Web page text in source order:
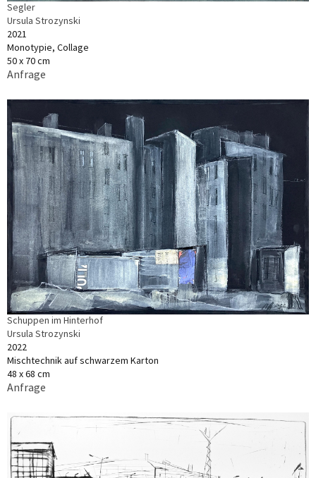
Segler
Ursula Strozynski
2021
Monotypie, Collage
50 x 70 cm
Anfrage
Schuppen im Hinterhof
Ursula Strozynski
2022
Mischtechnik auf schwarzem Karton
48 x 68 cm
Anfrage